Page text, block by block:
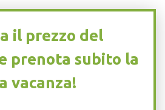
il prezzo del
prenota subito la
vacanza!